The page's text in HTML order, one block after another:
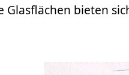
Glasflächen bieten